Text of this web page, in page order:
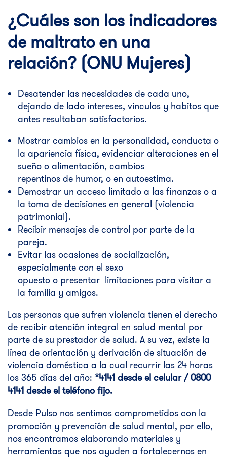
¿Cuáles son los indicadores
de maltrato en una
relación? (ONU Mujeres)
Desatender las necesidades de cada uno,
dejando de lado intereses, vinculos y habitos que
antes resultaban satisfactorios.
Mostrar cambios en la personalidad, conducta o
la apariencia física, evidenciar alteraciones en el
sueño o alimentación, cambios
repentinos de humor, o en autoestima.
Demostrar un acceso limitado a las finanzas o a
la toma de decisiones en general (violencia
patrimonial).
Recibir mensajes de control por parte de la
pareja.
Evitar las ocasiones de socialización,
especialmente con el sexo
opuesto o presentar limitaciones para visitar a
la familia y amigos.
Las personas que sufren violencia tienen el derecho
de recibir atención integral en salud mental por
parte de su prestador de salud. A su vez, existe la
línea de orientación y derivación de situación de
violencia doméstica a la cual recurrir las 24 horas
los 365 días del año: *4141 desde el celular / 0800
4141 desde el teléfono fijo.
Desde Pulso nos sentimos comprometidos con la
promoción y prevención de salud mental, por ello,
nos encontramos elaborando materiales y
herramientas que nos ayuden a fortalecernos en